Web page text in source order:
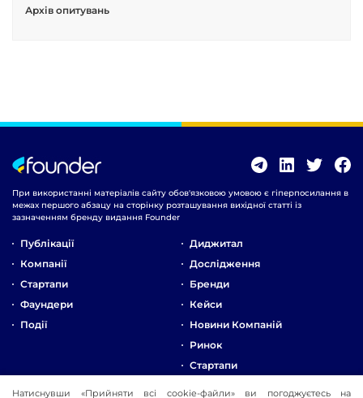
Архів опитувань
При використанні матеріалів сайту обов'язковою умовою є гіперпосилання в
межах першого абзацу на сторінку розташування вихідної статті із
зазначенням бренду видання Founder
Публікації
Компанії
Стартапи
Фаундери
Події
Диджитал
Дослідження
Бренди
Кейси
Новини Компаній
Ринок
Стартапи
Натиснувши «Прийняти всі cookie-файли» ви погоджуєтесь на